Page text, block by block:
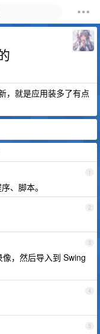
，就是应用装多了有点
1
、脚本。
2
3
，然后导入到 Swing
4
5